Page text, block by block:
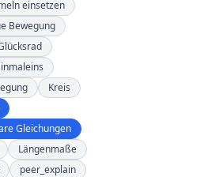
einsetzen
Bewegung
Kreis
Gleichungen
Längenmaße
peer_explain